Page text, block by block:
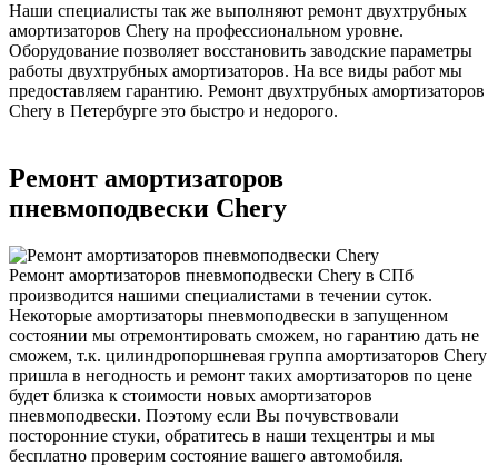
Наши специалисты так же выполняют ремонт двухтрубных
амортизаторов Chery на профессиональном уровне.
Оборудование позволяет восстановить заводские параметры
работы двухтрубных амортизаторов. На все виды работ мы
предоставляем гарантию. Ремонт двухтрубных амортизаторов
Chery в Петербурге это быстро и недорого.
Ремонт амортизаторов
пневмоподвески Chery
Ремонт амортизаторов пневмоподвески Chery в СПб
производится нашими специалистами в течении суток.
Некоторые амортизаторы пневмоподвески в запущенном
состоянии мы отремонтировать сможем, но гарантию дать не
сможем, т.к. цилиндропоршневая группа амортизаторов Chery
пришла в негодность и ремонт таких амортизаторов по цене
будет близка к стоимости новых амортизаторов
пневмоподвески. Поэтому если Вы почувствовали
посторонние стуки, обратитесь в наши техцентры и мы
бесплатно проверим состояние вашего автомобиля.